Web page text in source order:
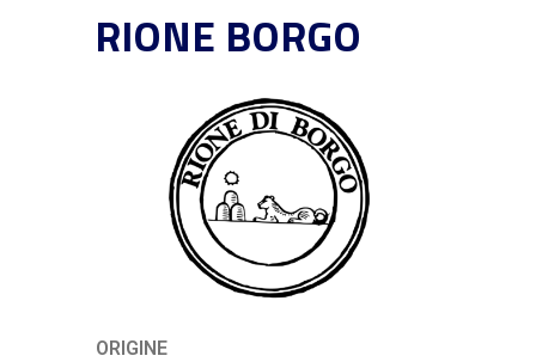
RIONE BORGO
ORIGINE